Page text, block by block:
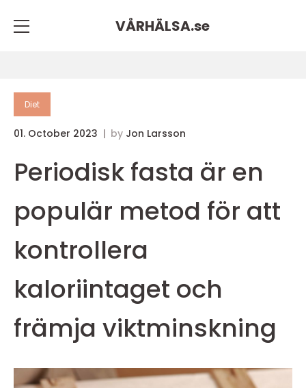
VÅRHÄLSA.se
Diet
01. October 2023 by Jon Larsson
Periodisk fasta är en
populär metod för att
kontrollera
kaloriintaget och
främja viktminskning